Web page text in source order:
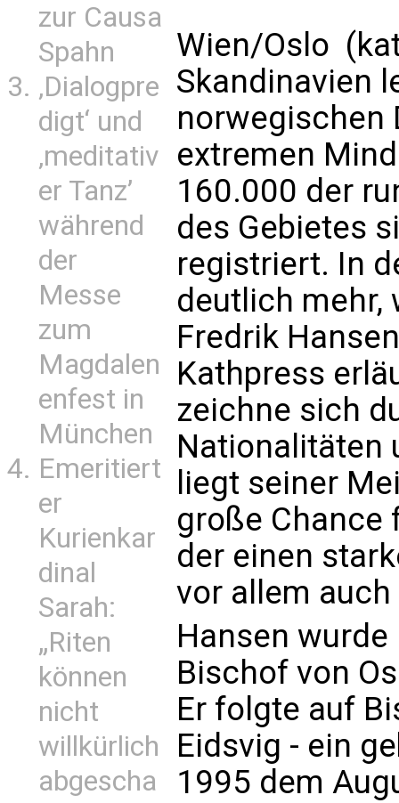
zur Causa
Spahn
‚Dialogpre
digt‘ und
‚meditativ
er Tanz’
während
der
Messe
zum
Magdalen
enfest in
München
Emeritiert
er
Kurienkar
dinal
Sarah:
„Riten
können
nicht
willkürlich
abgescha
Wien/Oslo
Skandinavien
norwegischen
extremen
160.000 der
des Gebietes
registriert. In
deutlich mehr,
Fredrik
Kathpress
zeichne sich
Nationalitäten
liegt seiner
große Chance
der einen
vor allem
Hansen
Bischof von
Er folgte auf
Eidsvig - ein
1995 dem